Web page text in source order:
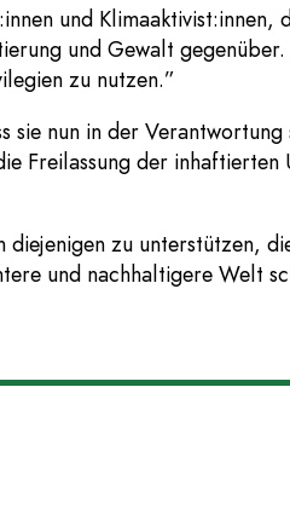
und Klimaaktivist:innen,
und Gewalt
zu nutzen.”
sie nun in der
Freilassung der
zu unterstützen,
und nachhaltigere Welt